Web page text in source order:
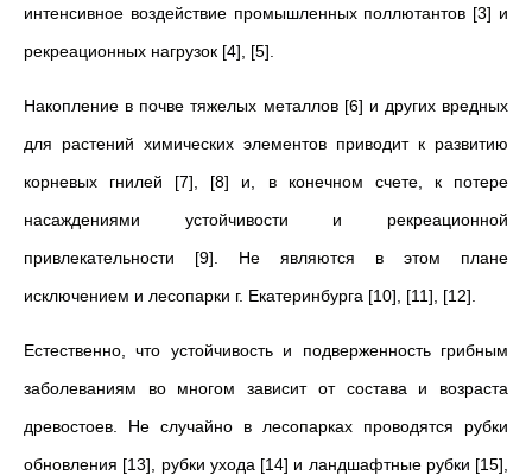
интенсивное воздействие промышленных поллютантов [3] и
рекреационных нагрузок [4], [5].
Накопление в почве тяжелых металлов [6] и других вредных
для растений химических элементов приводит к развитию
корневых гнилей [7], [8] и, в конечном счете, к потере
насаждениями устойчивости и рекреационной
привлекательности [9]. Не являются в этом плане
исключением и лесопарки г. Екатеринбурга [10], [11], [12].
Естественно, что устойчивость и подверженность грибным
заболеваниям во многом зависит от состава и возраста
древостоев. Не случайно в лесопарках проводятся рубки
обновления [13], рубки ухода [14] и ландшафтные рубки [15],